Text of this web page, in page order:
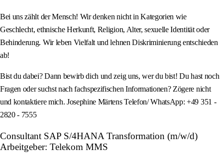
Bei uns zählt der Mensch! Wir denken nicht in Kategorien wie
Geschlecht, ethnische Herkunft, Religion, Alter, sexuelle Identität oder
Behinderung. Wir leben Vielfalt und lehnen Diskriminierung entschieden
ab!
Bist du dabei? Dann bewirb dich und zeig uns, wer du bist! Du hast noch
Fragen oder suchst nach fachspezifischen Informationen? Zögere nicht
und kontaktiere mich. Josephine Märtens Telefon/ WhatsApp: +49 351 -
2820 - 7555
Consultant SAP S/4HANA Transformation (m/w/d)
Arbeitgeber: Telekom MMS